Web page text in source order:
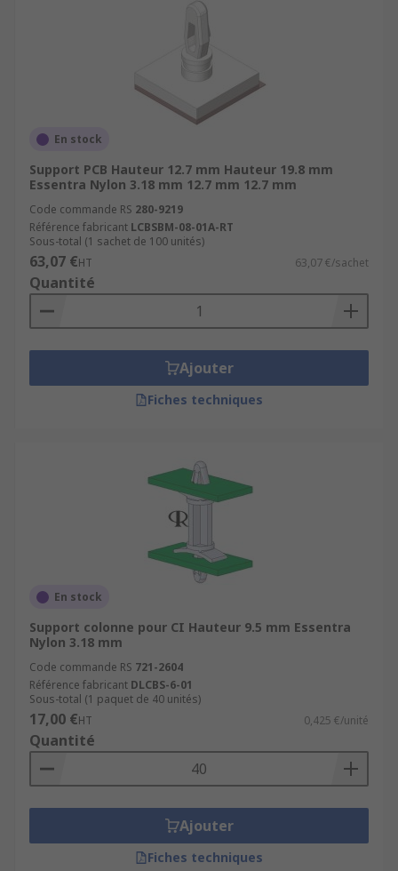
En stock
Support PCB Hauteur 12.7 mm Hauteur 19.8 mm
Essentra Nylon 3.18 mm 12.7 mm 12.7 mm
Code commande RS 280-9219
Référence fabricant LCBSBM-08-01A-RT
Sous-total (1 sachet de 100 unités)
63,07 €HT 63,07 €/sachet
Quantité
Ajouter
Fiches techniques
En stock
Support colonne pour CI Hauteur 9.5 mm Essentra
Nylon 3.18 mm
Code commande RS 721-2604
Référence fabricant DLCBS-6-01
Sous-total (1 paquet de 40 unités)
17,00 €HT 0,425 €/unité
Quantité
Ajouter
Fiches techniques